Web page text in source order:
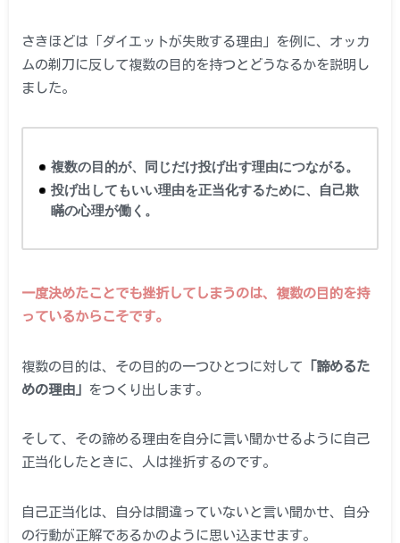
さきほどは「ダイエットが失敗する理由」を例に、オッカ
ムの剃刀に反して複数の目的を持つとどうなるかを説明し
ました。
複数の目的が、同じだけ投げ出す理由につながる。
投げ出してもいい理由を正当化するために、自己欺
瞞の心理が働く。
一度決めたことでも挫折してしまうのは、複数の目的を持
っているからこそです。
複数の目的は、その目的の一つひとつに対して 「諦めるた
めの理由」
をつくり出します。
そして、その諦める理由を自分に言い聞かせるように自己
正当化したときに、人は挫折するのです。
自己正当化は、自分は間違っていないと言い聞かせ、自分
の行動が正解であるかのように思い込ませます。